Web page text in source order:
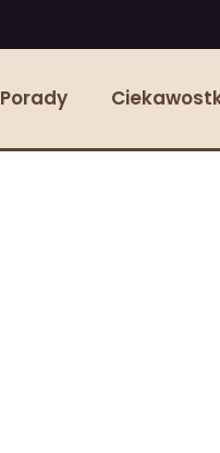
Porady